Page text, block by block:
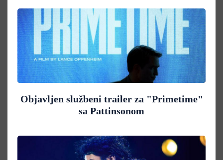
Objavljen službeni trailer za "Primetime"
sa Pattinsonom